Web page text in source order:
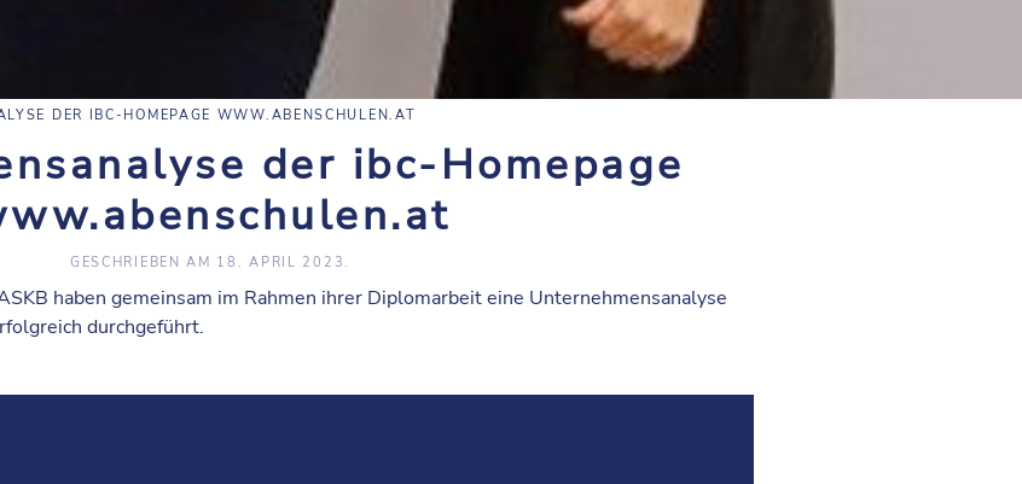
DER IBC-HOMEPAGE WWW.ABENSCHULEN.AT
der ibc-Homepage
GESCHRIEBEN AM 18. APRIL 2023.
haben gemeinsam im Rahmen ihrer Diplomarbeit eine Unternehmensanalyse
durchgeführt.